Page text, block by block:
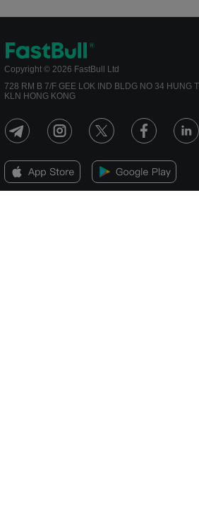
Copyright © 2026 FastBull Ltd
728 RM B 7/F GEE LOK IND BLDG NO 34 HUNG
KLN HONG KONG